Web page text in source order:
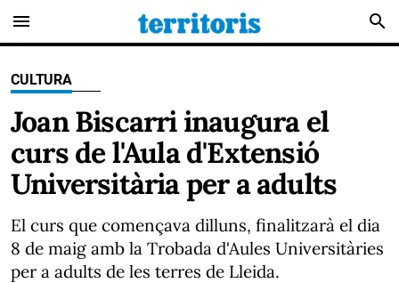
menu search
CULTURA
Joan Biscarri inaugura el
curs de l'Aula d'Extensió
Universitària per a adults
El curs que començava dilluns, finalitzarà el dia
8 de maig amb la Trobada d'Aules Universitàries
per a adults de les terres de Lleida.